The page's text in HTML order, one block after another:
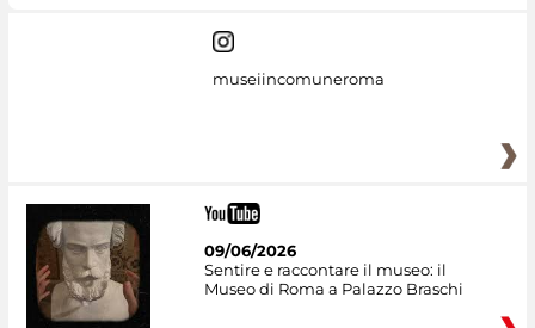
museiincomuneroma
09/06/2026
Sentire e raccontare il museo: il
Museo di Roma a Palazzo Braschi